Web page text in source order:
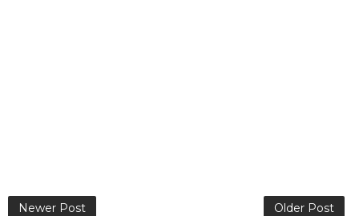
Newer Post Older Post